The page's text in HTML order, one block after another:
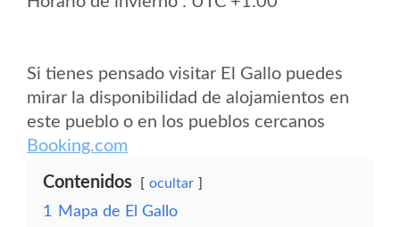
Si tienes pensado visitar El Gallo puedes
mirar la disponibilidad de alojamientos en
este pueblo o en los pueblos cercanos
Booking.com
Contenidos ocultar
1
Mapa de El Gallo